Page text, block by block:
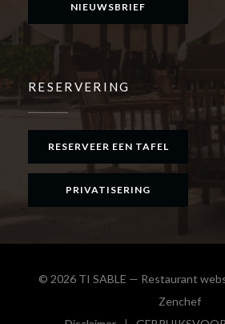
NIEUWSBRIEF
RESERVERING
RESERVEER EEN TAFEL
PRIVATISERING
© 2026 TI SABLE — Restaurant
Zenchef